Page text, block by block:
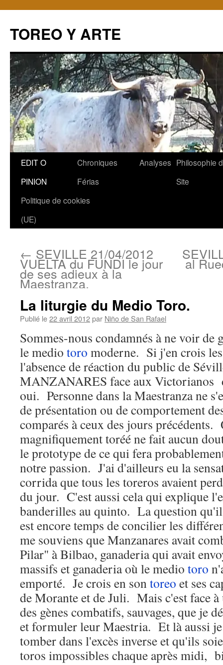
TOREO Y ARTE
Aller
contenu
EDIT O
PINION
Chroniques
Férias
Analyses Philosophie
Site
Politique de cookies
(UE)
← SEVILLE 21/04/2012
VUELTA du FUNDI le jour
de ses adieux à la
Maestranza.
al
La liturgie du Medio Toro.
Publié le22 avril 2012par Niño de San Rafael
Sommes-nous condamnés à ne voir de
le medio toro moderne. Si j'en crois
l'absence de réaction du public de
MANZANARES face aux Victorianos
oui. Personne dans la Maestranza ne
de présentation ou de comportement
comparés à ceux des jours précédents.
magnifiquement toréé ne fait aucun
le prototype de ce qui fera
notre passion. J'ai d'ailleurs eu la
corrida que tous les toreros avaient
du jour. C'est aussi cela qui explique
banderilles au quinto. La question
est encore temps de concilier les
me souviens que Manzanares avait
Pilar" à Bilbao, ganaderia qui avait
massifs et ganaderia où le medio toro
emporté. Je crois en sontoreo et ses
de Morante et de Juli. Mais c'est face
des gènes combatifs, sauvages, que je
et formuler leur Maestria. Et là aussi je
tomber dans l'excès inverse et qu'ils
toros impossibles chaque après midi,